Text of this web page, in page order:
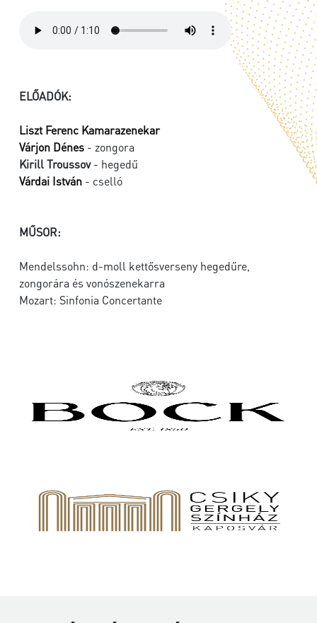
ELŐADÓK:
Liszt Ferenc Kamarazenekar
Várjon Dénes - zongora
Kirill Troussov- hegedű
Várdai István - cselló
MŰSOR:
Mendelssohn: d-moll kettősverseny hegedűre,
zongorára és vonószenekarra
Mozart: Sinfonia Concertante